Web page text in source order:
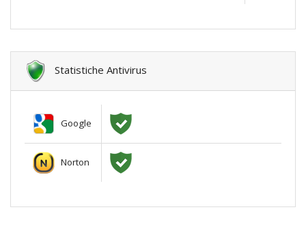
Statistiche Antivirus
Google
Norton